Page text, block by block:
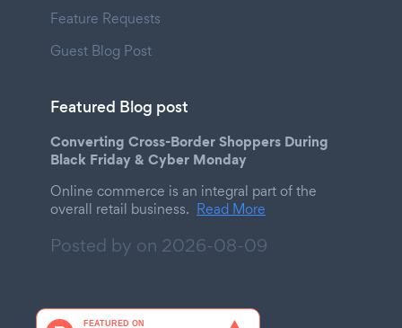
Feature Requests
Guest Blog Post
Featured Blog post
Converting Cross-Border Shoppers During
Black Friday & Cyber Monday
Online commerce is an integral part of the
overall retail business. Read More
Posted by on 2026-08-09